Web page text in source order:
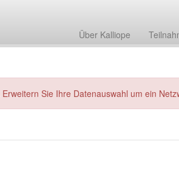
Über Kalliope
Erweitern Sie Ihre Datenauswahl um ein